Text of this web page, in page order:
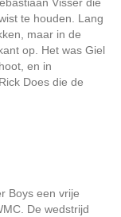
te houden. Lang
maar in de
op. Het was Giel
en in
Does die de
Boys een vrije
De wedstrijd